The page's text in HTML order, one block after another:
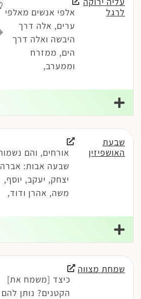
לרגל
אלפי אנשים מאלפי
ערים, אלה דרך
היבשה ואלה דרך
הים, ממזרח
וממערב,
שבעת
האושפיזין
אורחים, והם
שבעה אבות:
יצחק, יעקב, יוסף,
משה, אהרן ודוד,
שמחת מצווה
כיצד [משמח את]
הקטנים? נותן להם